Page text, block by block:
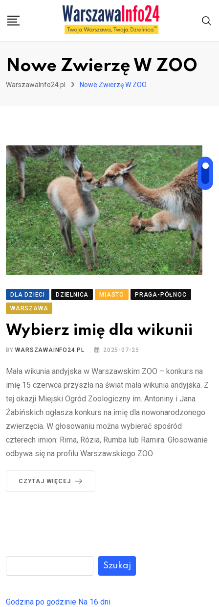
Nowe Zwierzę W ZOO
WarszawaInfo24.pl Nowe Zwierzę W ZOO
DLA DZIECI DZIELNICA MIASTO
PRAGA-PÓŁNOC
WARSZAWA
Wybierz imię dla wikunii
BYWARSZAWAINFO24.PL 2025-07-25
Mała wikunia andyjska w Warszawskim ZOO – konkurs na
imię 15 czerwca przyszła na świat mała wikunia andyjska. Z
tej okazji Miejski Ogród Zoologiczny im. Antoniny i Jana
Żabińskich ogłasza konkurs na imię dla nowonarodzonego
zwierzęcia. W głosowaniu można wybierać spośród
czterech imion: Rima, Rózia, Rumba lub Ramira. Głosowanie
odbywa się na profilu Warszawskiego ZOO
CZYTAJ WIĘCEJ
Szukaj
Godzina po godzinie Na 16 dni